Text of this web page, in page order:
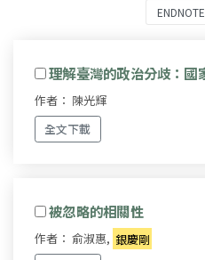
理解臺灣的政治分歧：國
作者： 陳光輝
全文下載
被忽略的相關性
作者： 俞淑惠, 銀慶剛